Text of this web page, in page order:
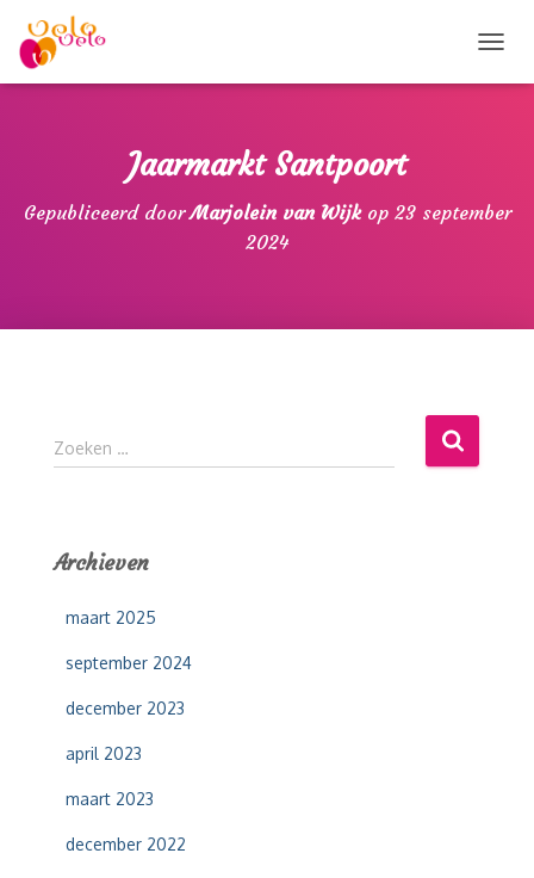
O
A
T
Jaarmarkt Santpoort
Gepubliceerd doorMarjolein van Wijkop 23 september
2024
Z
o
n
Zoeken …
Archieven
maart 2025
september 2024
december 2023
april 2023
maart 2023
december 2022